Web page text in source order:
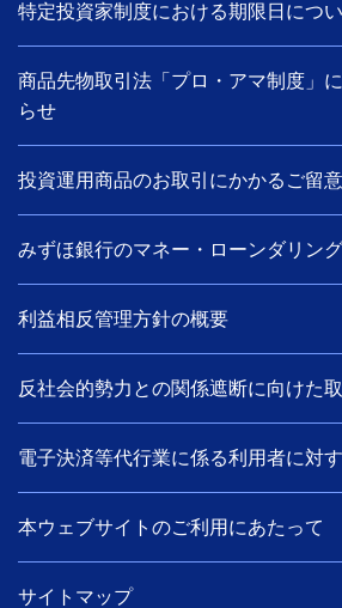
特定投資家制度における期限日につ
商品先物取引法「プロ・アマ制度」
らせ
投資運用商品のお取引にかかるご留
みずほ銀行のマネー・ローンダリン
利益相反管理方針の概要
反社会的勢力との関係遮断に向けた
電子決済等代行業に係る利用者に対
本ウェブサイトのご利用にあたって
サイトマップ